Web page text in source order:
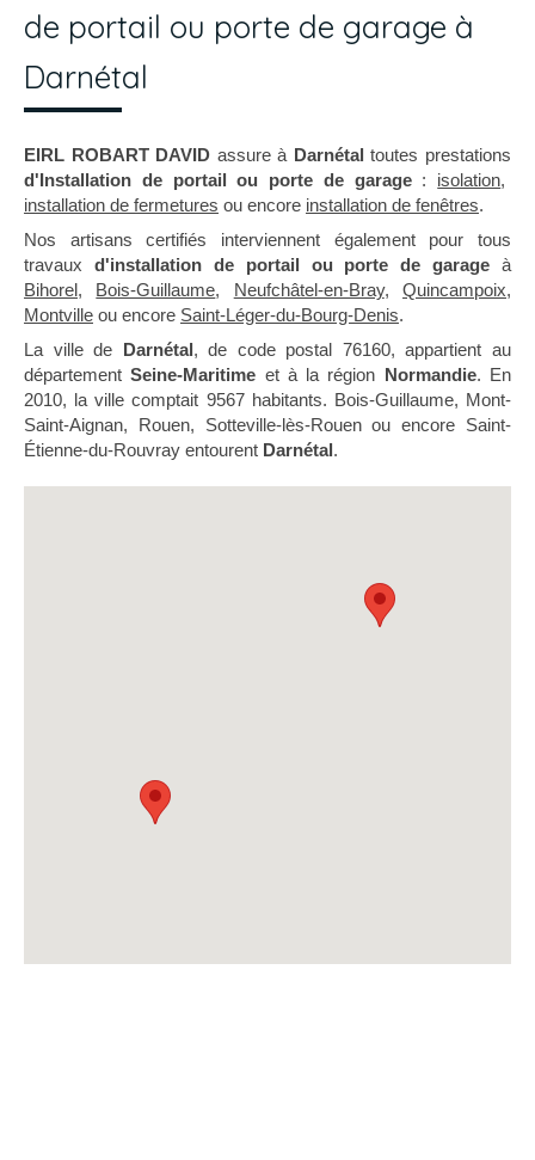
de portail ou porte de garage à
Darnétal
EIRL ROBART DAVID assure à Darnétal toutes prestations
d'Installation de portail ou porte de garage: isolation,
installation de fermetures ou encore installation de fenêtres.
Nos artisans certifiés interviennent également pour tous
travaux d'installation de portail ou porte de garage à
Bihorel, Bois-Guillaume, Neufchâtel-en-Bray,Quincampoix,
Montville ou encore Saint-Léger-du-Bourg-Denis.
La ville de Darnétal, de code postal 76160, appartient au
départementSeine-Maritime et à la région Normandie. En
2010, la ville comptait 9567 habitants. Bois-Guillaume, Mont-
Saint-Aignan, Rouen, Sotteville-lès-Rouen ou encore Saint-
Étienne-du-Rouvray entourent Darnétal.